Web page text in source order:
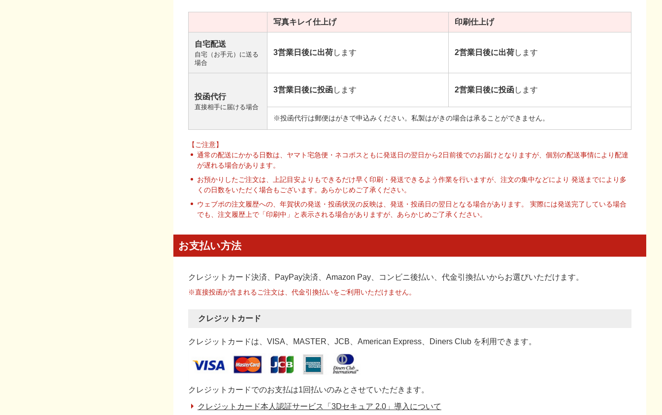
写真キレイ仕上げ 印刷仕上げ
自宅配送
自宅（お手元）に送る
場合
3営業日後に出荷します 2営業日後に出荷します
投函代行
直接相手に届ける場合
3営業日後に投函します 2営業日後に投函します
※投函代行は郵便はがきで申込みください。私製はがきの場合は承ることができません。
【ご注意】
通常の配送にかかる日数は、ヤマト宅急便・ネコポスともに発送日の翌日から2日前後でのお届けとなりますが、個別の配送事情により配達
が遅れる場合があります。
お預かりしたご注文は、上記目安よりもできるだけ早く印刷・発送できるよう作業を行いますが、注文の集中などにより 発送までにより多
くの日数をいただく場合もございます。あらかじめご了承ください。
ウェブポの注文履歴への、年賀状の発送・投函状況の反映は、発送・投函日の翌日となる場合があります。 実際には発送完了している場合
でも、注文履歴上で「印刷中」と表示される場合がありますが、あらかじめご了承ください。
お支払い方法
クレジットカード決済、PayPay決済 、Amazon Pay、コンビニ後払い、代金引換払いからお選びいただけます。
※直接投函が含まれるご注文は、代金引換払いをご利用いただけません。
クレジットカード
クレジットカードは、VISA、MASTER、JCB、American Express、Diners Club を利用できます。
クレジットカードでのお支払は1回払いのみとさせていただきます。
クレジットカード本人認証サービス「3Dセキュア 2.0」導入について